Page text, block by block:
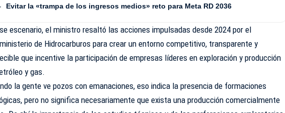
Evitar la «trampa de los ingresos medios» reto para Meta RD 2036
escenario, el ministro resaltó las acciones impulsadas desde 2024 por el
de Hidrocarburos para crear un entorno competitivo, transparente y
que incentive la participación de empresas líderes en exploración y producción
y gas.
la gente ve pozos con emanaciones, eso indica la presencia de formaciones
pero no significa necesariamente que exista una producción comercialmente